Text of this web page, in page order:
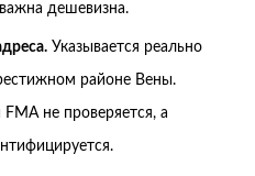
дешевизна.
Указывается реально
районе Вены.
не проверяется, а